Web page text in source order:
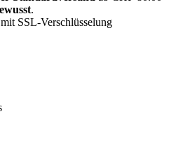
.
mit SSL-Verschlüsselung